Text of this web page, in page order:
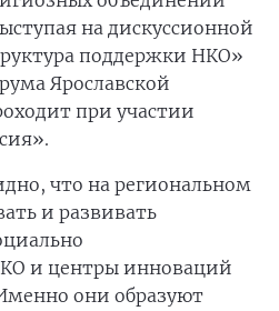
на дискуссионной
поддержки НКО»
Ярославской
при участии
что на региональном
и развивать
и центры инноваций
они образуют